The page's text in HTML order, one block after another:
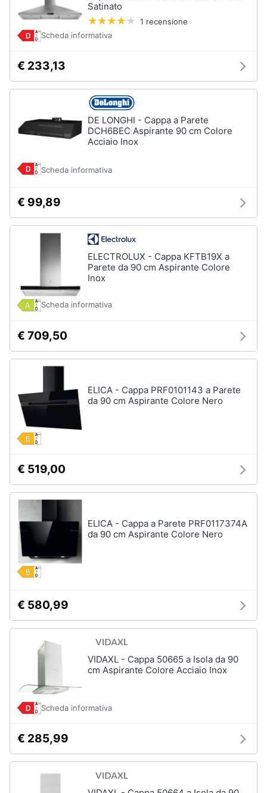
Satinato
1 recensione
Scheda informativa
€ 233,13
DE LONGHI - Cappa a Parete
DCH6BEC Aspirante 90 cm Colore
Acciaio Inox
Scheda informativa
€ 99,89
ELECTROLUX - Cappa KFTB19X a
Parete da 90 cm Aspirante Colore
Inox
Scheda informativa
€ 709,50
ELICA - Cappa PRF0101143 a Parete
da 90 cm Aspirante Colore Nero
€ 519,00
ELICA - Cappa a Parete PRF0117374A
da 90 cm Aspirante Colore Nero
€ 580,99
VIDAXL - Cappa 50665 a Isola da 90
cm Aspirante Colore Acciaio Inox
Scheda informativa
€ 285,99